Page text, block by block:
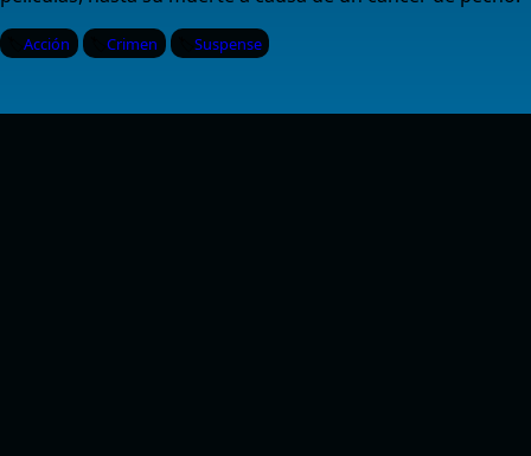
Acción Crimen Suspense